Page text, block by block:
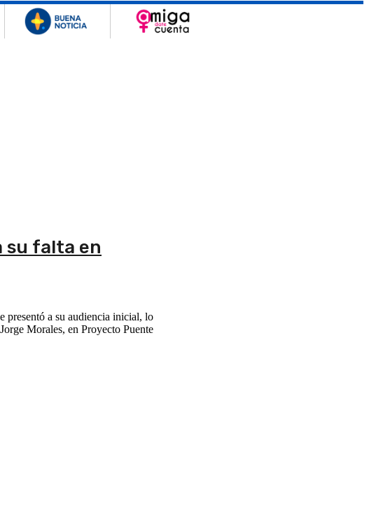
su falta en
presentó a su audiencia inicial, lo
Morales, en Proyecto Puente